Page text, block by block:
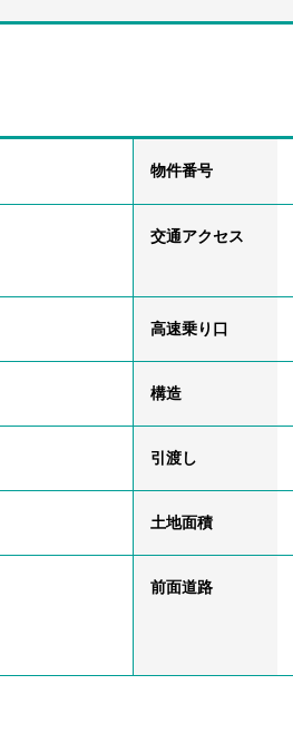
物件番号
交通アクセス
高速乗り口
構造
引渡し
土地面積
前面道路